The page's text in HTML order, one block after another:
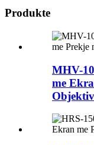
Produkte
MHV-
me